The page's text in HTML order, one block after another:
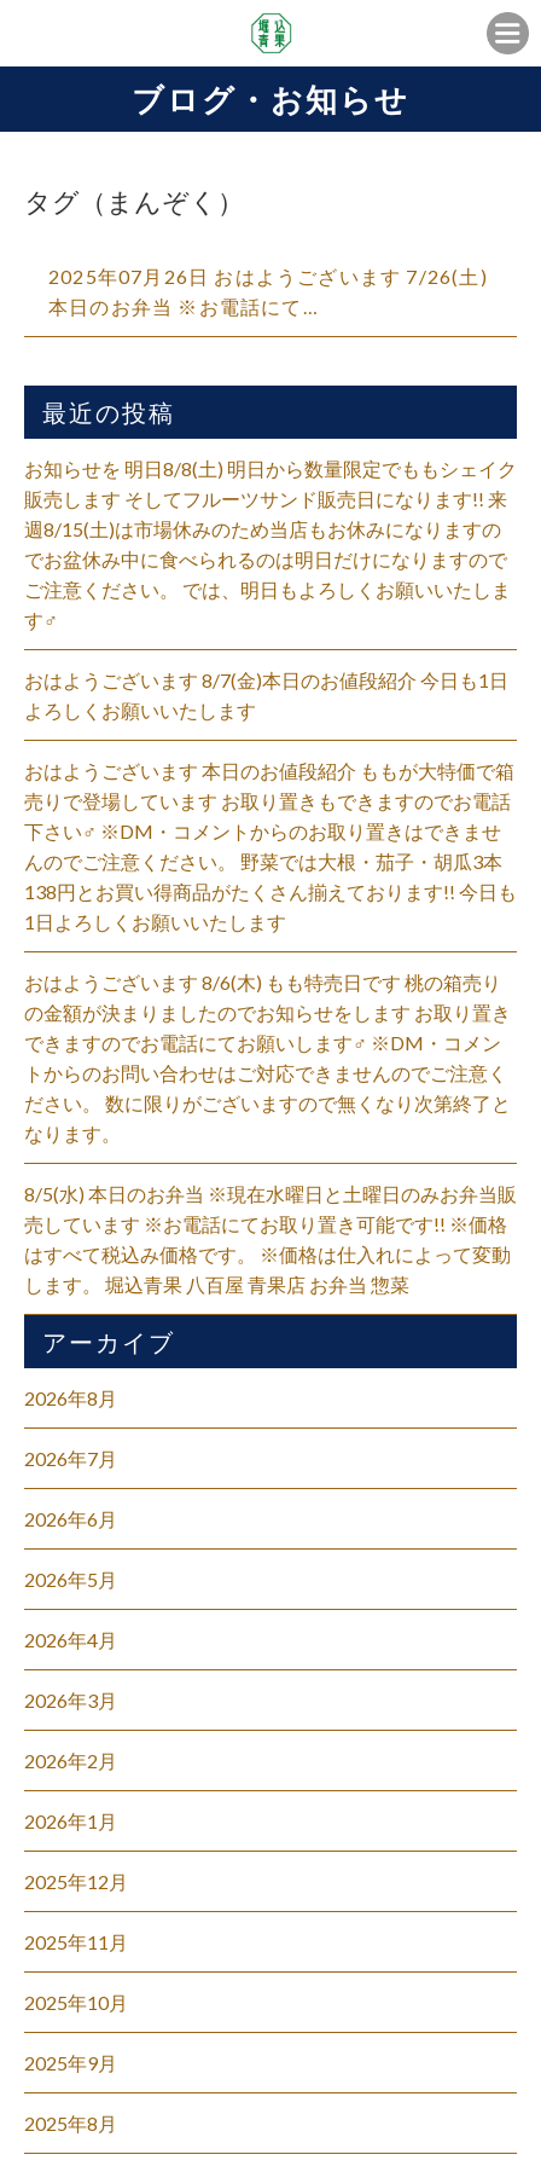
ブログ・お知らせ
タグ（まんぞく）
2025年07月26日 おはようございます 7/26(土)
本日のお弁当 ※お電話にて…
最近の投稿
お知らせを 明日8/8(土) 明日から数量限定でももシェイク
販売します そしてフルーツサンド販売日になります!! 来
週8/15(土)は市場休みのため当店もお休みになりますの
でお盆休み中に食べられるのは明日だけになりますので
ご注意ください。 では、明日もよろしくお願いいたしま
す‍♂️
おはようございます 8/7(金)本日のお値段紹介 今日も1日
よろしくお願いいたします
おはようございます 本日のお値段紹介 ももが大特価で箱
売りで登場しています お取り置きもできますのでお電話
下さい‍♂️ ※DM・コメントからのお取り置きはできませ
んのでご注意ください。 野菜では大根・茄子・胡瓜3本
138円とお買い得商品がたくさん揃えております!! 今日も
1日よろしくお願いいたします
おはようございます 8/6(木) もも特売日です 桃の箱売り
の金額が決まりましたのでお知らせをします お取り置き
できますのでお電話にてお願いします‍♂️ ※DM・コメン
トからのお問い合わせはご対応できませんのでご注意く
ださい。 数に限りがございますので無くなり次第終了と
なります。
8/5(水) 本日のお弁当 ※現在水曜日と土曜日のみお弁当販
売しています ※お電話にてお取り置き可能です!! ※価格
はすべて税込み価格です。 ※価格は仕入れによって変動
します。 堀込青果 八百屋 青果店 お弁当 惣菜
アーカイブ
2026年8月
2026年7月
2026年6月
2026年5月
2026年4月
2026年3月
2026年2月
2026年1月
2025年12月
2025年11月
2025年10月
2025年9月
2025年8月